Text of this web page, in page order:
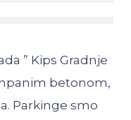
” Kips Gradnje
betonom,
Parkinge smo